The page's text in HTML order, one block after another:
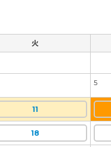
火
5
11
18